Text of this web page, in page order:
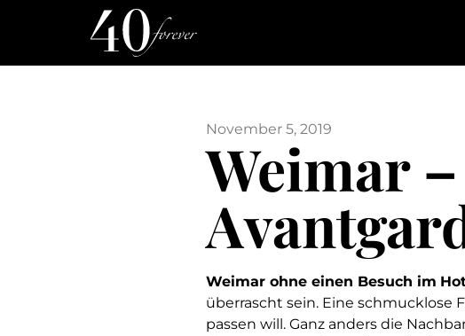
November 5, 2019
Weimar
Weimar ohne einen Besuch im
überrascht sein. Eine schmucklose
passen will. Ganz anders die